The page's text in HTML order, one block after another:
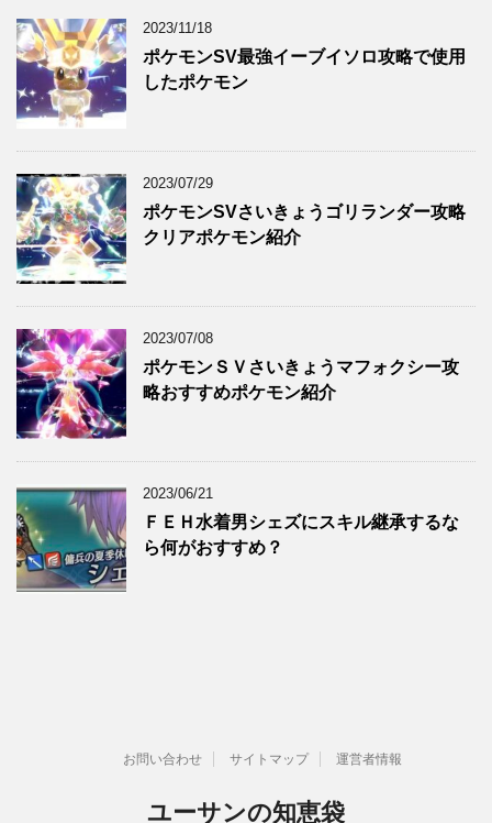
2023/11/18
ポケモンSV最強イーブイソロ攻略で使用
したポケモン
2023/07/29
ポケモンSVさいきょうゴリランダー攻略
クリアポケモン紹介
2023/07/08
ポケモンＳＶさいきょうマフォクシー攻
略おすすめポケモン紹介
2023/06/21
ＦＥＨ水着男シェズにスキル継承するな
ら何がおすすめ？
お問い合わせ サイトマップ 運営者情報
ユーサンの知恵袋